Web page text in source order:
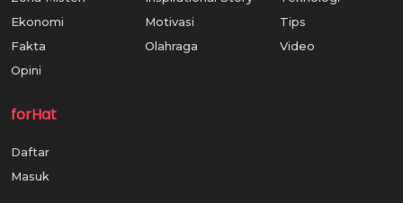
Ekonomi
Fakta
Opini
Motivasi
Olahraga
Tips
Video
forHat
Daftar
Masuk